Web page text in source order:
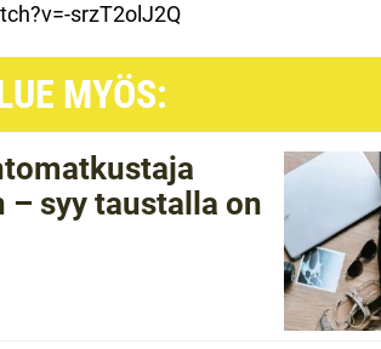
srzT2olJ2Q
MYÖS:
– syy taustalla on